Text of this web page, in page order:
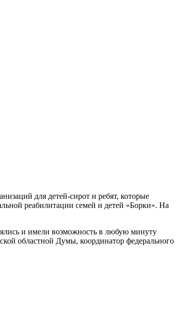
для детей-сирот и ребят, которые
реабилитации семей и детей «Борки». На
и имели возможность в любую минуту
областной Думы, координатор федерального